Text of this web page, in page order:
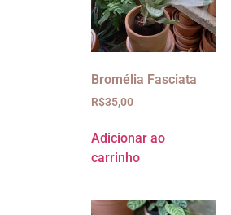
Bromélia Fasciata
R$35,00
Adicionar ao
carrinho